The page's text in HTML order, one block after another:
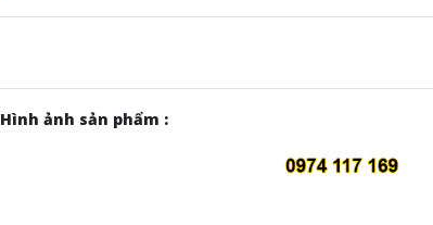
Hình ảnh sản phẩm :